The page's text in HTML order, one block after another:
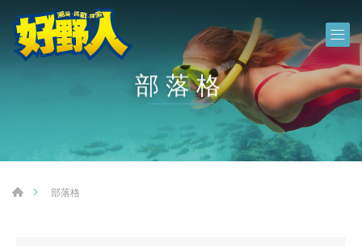
部落格
部落格